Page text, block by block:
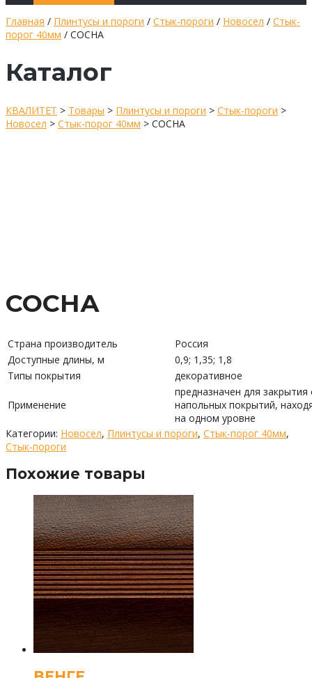
Главная / Плинтусы и пороги / Стык-пороги / Новосел / Стык-
порог 40мм / СОСНА
Каталог
КВАЛИТЕТ > Товары > Плинтусы и пороги > Стык-пороги >
Новосел > Стык-порог 40мм > СОСНА
СОСНА
Страна производитель
Россия
Доступные длины, м
0,9; 1,35; 1,8
Типы покрытия
декоративное
Применение
предназначен для закрытия
напольных покрытий,
на одном уровне
Категории: Новосел, Плинтусы и пороги, Стык-порог 40мм,
Стык-пороги
Похожие товары